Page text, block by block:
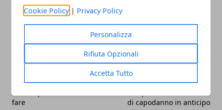
Cookie Policy | Privacy Policy
Personalizza
Rifiuta Opzionali
Accetta Tutto
Facebook
TwitterWhatsapp
Wc che perde: ecco cosa
fare
Come prenotare un evento
di capodanno in anticipo